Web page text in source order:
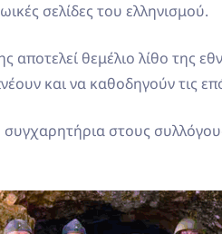
σελίδες του ελληνισμού.
αποτελεί θεμέλιο λίθο της
και να καθοδηγούν τις
συγχαρητήρια στους